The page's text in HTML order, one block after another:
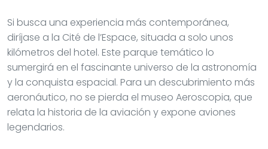
Si busca una experiencia más contemporánea,
diríjase a la Cité de l’Espace, situada a solo unos
kilómetros del hotel. Este parque temático lo
sumergirá en el fascinante universo de la astronomía
y la conquista espacial. Para un descubrimiento más
aeronáutico, no se pierda el museo Aeroscopia, que
relata la historia de la aviación y expone aviones
legendarios.